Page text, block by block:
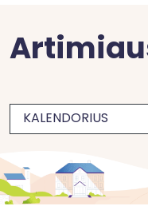
KALENDORIUS